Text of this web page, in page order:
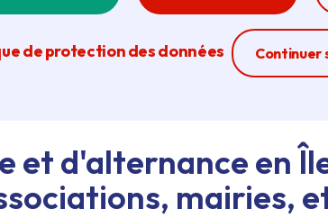
de protection des données Continuer
Ferme
et d'alternance en
mairies,